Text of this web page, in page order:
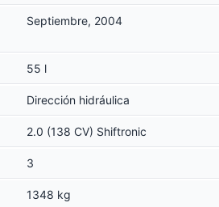
Septiembre, 2004
55 l
Dirección hidráulica
2.0 (138 CV) Shiftronic
3
1348 kg